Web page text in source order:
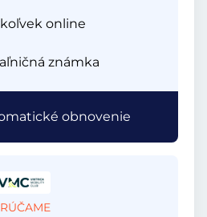
online
známka
obnovenie